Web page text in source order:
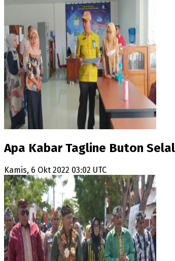
Apa Kabar Tagline Buton
Kamis, 6 Okt 2022 03:02 UTC